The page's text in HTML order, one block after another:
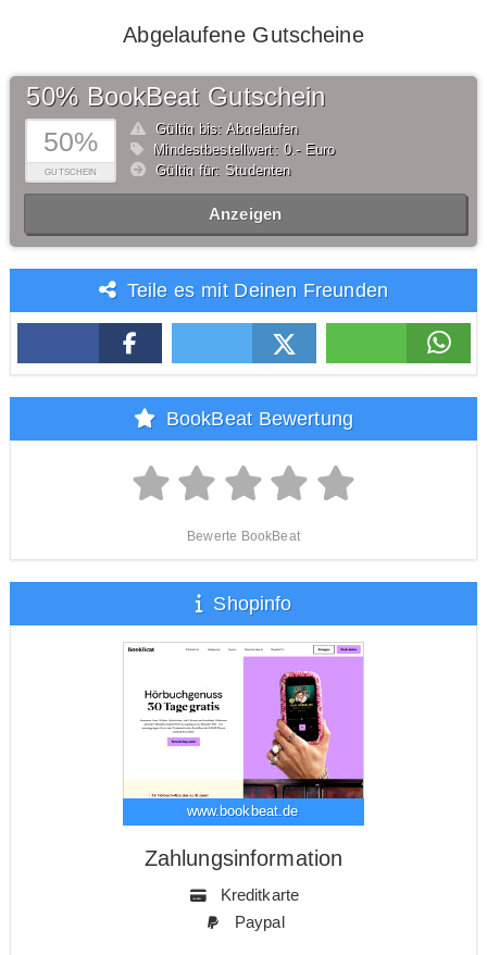
Abgelaufene Gutscheine
50%
GUTSCHEIN
50% BookBeat Gutschein
Gültig bis: Abgelaufen
Mindestbestellwert: 0,- Euro
Gültig für: Studenten
Anzeigen
Teile es mit Deinen Freunden
BookBeat Bewertung
Bewerte BookBeat
Shopinfo
www.bookbeat.de
Zahlungsinformation
Kreditkarte
Paypal